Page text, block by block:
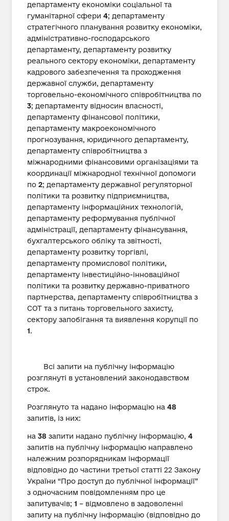
департаменту економіки соціальної та
гуманітарної сфери 4; департаменту
стратегічного планування розвитку економіки,
адміністративно-господарського
департаменту, департаменту розвитку
реального сектору економіки, департаменту
кадрового забезпечення та проходження
державної служби, департаменту
торговельно-економічного співробітництва по
3; департаменту відносин власності,
департаменту фінансової політики,
департаменту макроекономічного
прогнозування, юридичного департаменту,
департаменту співробітництва з
міжнародними фінансовими організаціями та
координації міжнародної технічної допомоги
по 2; департаменту державної регуляторної
політики та розвитку підприємництва,
департаменту інформаційних технологій,
департаменту реформування публічної
адміністрації, департаменту фінансування,
бухгалтерського обліку та звітності,
департаменту розвитку торгівлі,
департаменту промислової політики,
департаменту інвестиційно-інноваційної
політики та розвитку державно-приватного
партнерства, департаменту співробітництва з
СОТ та з питань торговельного захисту,
сектору запобігання та виявлення корупції по
1.
Всі запити на публічну інформацію
розглянуті в установлений законодавством
строк.
Розглянуто та надано інформацію на 48
запитів, із них:
на 38 запити надано публічну інформацію, 4
запитів на публічну інформацію направлено
належним розпорядникам інформації
відповідно до частини третьої статті 22 Закону
України “Про доступ до публічної інформації”
з одночасним повідомленням про це
запитувачів; 1 – відмовлено в задоволенні
запиту на публічну інформацію (відповідно до